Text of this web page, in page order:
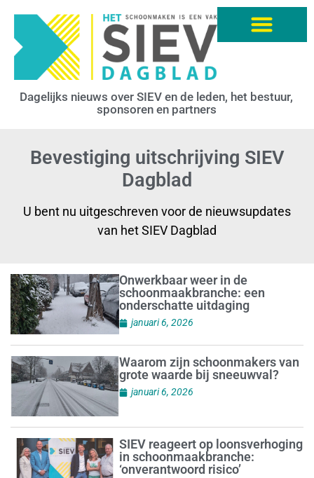
Dagelijks nieuws over SIEV en de leden, het bestuur,
sponsoren en partners
Bevestiging uitschrijving SIEV
Dagblad
U bent nu uitgeschreven voor de nieuwsupdates
van het SIEV Dagblad
Onwerkbaar weer in de
schoonmaakbranche: een
onderschatte uitdaging
januari 6, 2026
Waarom zijn schoonmakers van
grote waarde bij sneeuwval?
januari 6, 2026
SIEV reageert op loonsverhoging
in schoonmaakbranche:
‘onverantwoord risico’